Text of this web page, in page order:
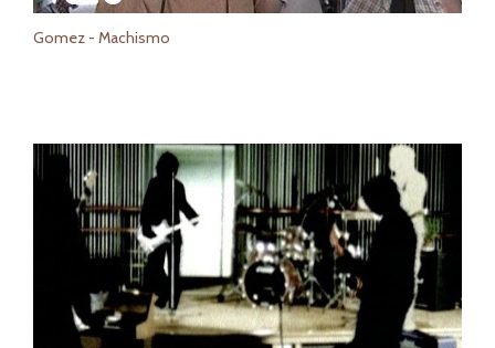
Gomez - Machismo